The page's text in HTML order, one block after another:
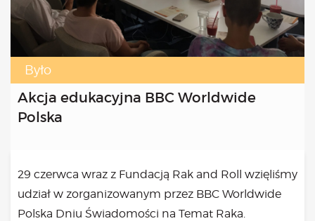
Było
Akcja edukacyjna BBC Worldwide
Polska
29 czerwca wraz z Fundacją Rak and Roll wzięliśmy
udział w zorganizowanym przez BBC Worldwide
Polska Dniu Świadomości na Temat Raka.
O Kongresie
Kongres 2020
Kongres 2019
Kongres 2018
Projekty
Bezpłatne konsultacje psychologiczne online marzec –
Jestem i Będę
Kurs mindfulness online
Bądź od Małego